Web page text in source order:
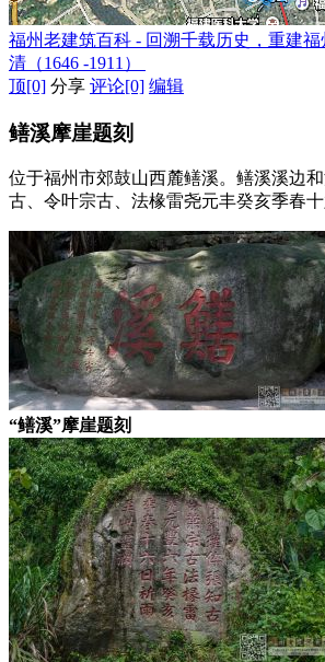
福州老建筑百科 - 回溯千载历史，重建福
清（1646 -1911）
顶[0] 分享 评论[0] 编辑
鳝溪摩崖题刻
位于福州市郊鼓山西麓鳝溪。鳝溪溪边
古、令叶宗古、法椽雷尧元丰癸亥季春
“鳝溪”摩崖题刻